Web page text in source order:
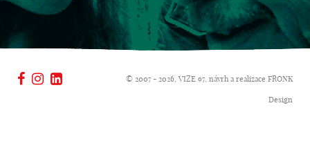
© 2007 - 2026, VIZE 97, návrh a realizace FRONK
Design